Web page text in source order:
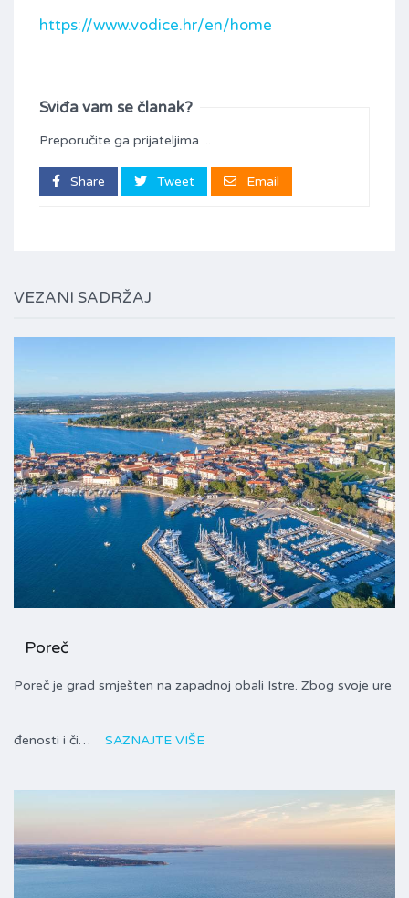
https://www.vodice.hr/en/home
Sviđa vam se članak?
Preporučite ga prijateljima ...
Share Tweet Email
VEZANI SADRŽAJ
Poreč
Poreč je grad smješten na zapadnoj obali Istre. Zbog svoje ure
đenosti i či… SAZNAJTE VIŠE